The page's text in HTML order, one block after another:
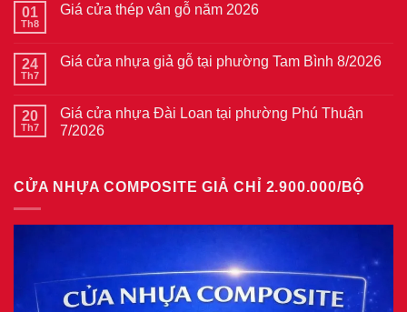
luận
thép
vân
phường
Bình
Hòa
01
Th8
Giá cửa thép vân gỗ năm 2026
luận
thép
vân
gỗ
24
Th7
Giá cửa nhựa giả gỗ tại phường Tam Bình 8/2026
luận
ở
Giá
gỗ
20
Th7
Giá cửa nhựa Đài Loan tại phường Phú Thuận
7/2026
luận
ở
phường
Phú
Thuận
CỬA NHỰA COMPOSITE GIẢ CHỈ 2.900.000/BỘ